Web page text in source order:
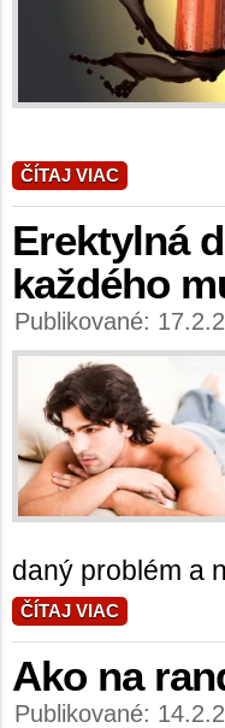
ČÍTAJ VIAC
Erektylná
každého
Publikované:
daný problém a
ČÍTAJ VIAC
Ako na
Publikované: